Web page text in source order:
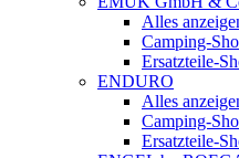
Alles
Camping-
Ersatzteile-
ENDURO
Alles
Camping-
Ersatzteile-